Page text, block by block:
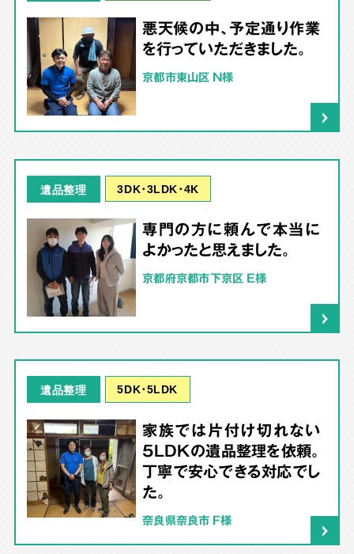
悪天候の中、予定通り作業
を行っていただきました。
京都市東山区 N様
遺品整理 3DK･3LDK･4K
専門の方に頼んで本当に
よかったと思えました。
京都府京都市下京区 E様
遺品整理 5DK･5LDK
家族では片付け切れない
5LDKの遺品整理を依頼。
丁寧で安心できる対応でし
た。
奈良県奈良市 F様